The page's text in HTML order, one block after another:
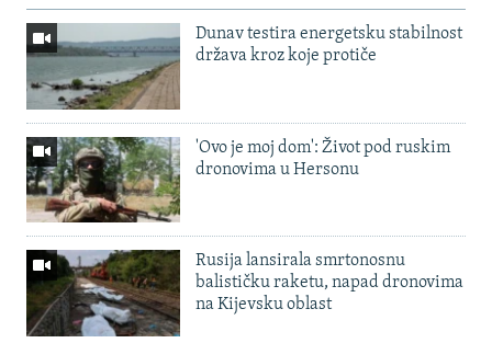
Dunav testira energetsku stabilnost
država kroz koje protiče
'Ovo je moj dom': Život pod ruskim
dronovima u Hersonu
Rusija lansirala smrtonosnu
balističku raketu, napad dronovima
na Kijevsku oblast